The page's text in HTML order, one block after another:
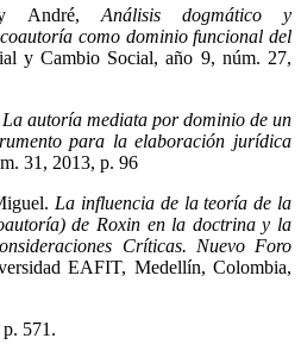
André, Análisis dogmático y
como dominio funcional del
y Cambio Social, año 9, núm. 27,
La autoría mediata por dominio de un
para la elaboración jurídica
31, 2013, p. 96
La influencia de la teoría de la
de Roxin en la doctrina y la
Críticas. Nuevo Foro
EAFIT, Medellín, Colombia,
p. 571.